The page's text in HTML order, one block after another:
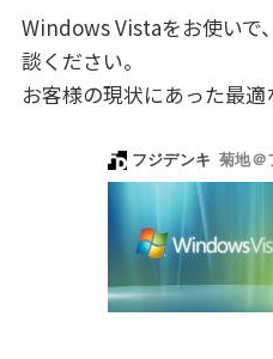
Windows Vistaをお使いで
談ください。
お客様の現状にあった最適